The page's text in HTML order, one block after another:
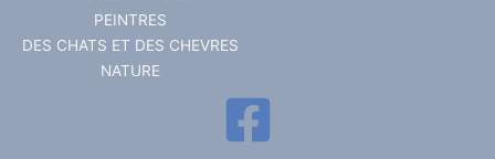
PEINTRES
DES CHATS ET DES CHEVRES
NATURE